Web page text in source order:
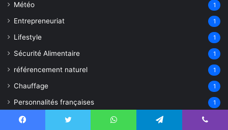
Météo 1
Entrepreneuriat 1
Lifestyle 1
Sécurité Alimentaire 1
référencement naturel 1
Chauffage 1
Personnalités françaises 1
Investissement